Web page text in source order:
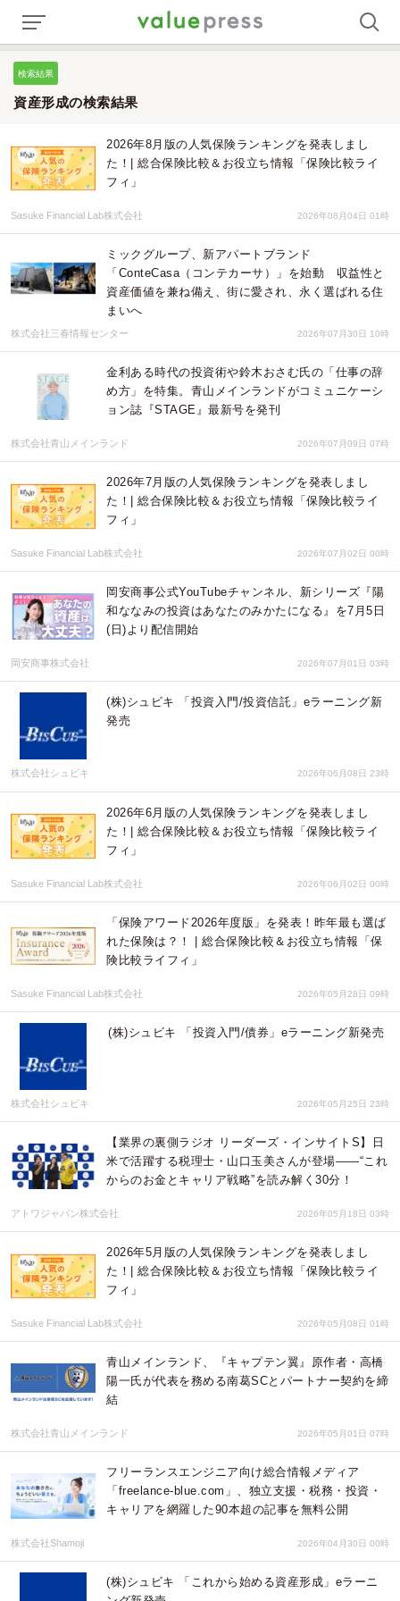
検索結果
資産形成の検索結果
2026年8月版の人気保険ランキングを発表しまし
た！| 総合保険比較＆お役立ち情報「保険比較ライ
フィ」
Sasuke Financial Lab株式会社 2026年08月04日 01時
ミックグループ、新アパートブランド
「ConteCasa（コンテカーサ）」を始動 収益性と
資産価値を兼ね備え、街に愛され、永く選ばれる住
まいへ
株式会社三春情報センター 2026年07月30日 10時
金利ある時代の投資術や鈴木おさむ氏の「仕事の辞
め方」を特集。青山メインランドがコミュニケーシ
ョン誌『STAGE』最新号を発刊
株式会社青山メインランド 2026年07月09日 07時
2026年7月版の人気保険ランキングを発表しまし
た！| 総合保険比較＆お役立ち情報「保険比較ライ
フィ」
Sasuke Financial Lab株式会社 2026年07月02日 00時
岡安商事公式YouTubeチャンネル、新シリーズ『陽
和ななみの投資はあなたのみかたになる』を7月5日
(日)より配信開始
岡安商事株式会社 2026年07月01日 03時
(株)シュビキ 「投資入門/投資信託」eラーニング新
発売
株式会社シュビキ 2026年06月08日 23時
2026年6月版の人気保険ランキングを発表しまし
た！| 総合保険比較＆お役立ち情報「保険比較ライ
フィ」
Sasuke Financial Lab株式会社 2026年06月02日 00時
「保険アワード2026年度版」を発表！昨年最も選ば
れた保険は？！ | 総合保険比較＆お役立ち情報「保
険比較ライフィ」
Sasuke Financial Lab株式会社 2026年05月28日 09時
(株)シュビキ 「投資入門/債券」eラーニング新発売
株式会社シュビキ 2026年05月25日 23時
【業界の裏側ラジオ リーダーズ・インサイトS】日
米で活躍する税理士・山口玉美さんが登場――“これ
からのお金とキャリア戦略”を読み解く30分！
アトワジャパン株式会社 2026年05月18日 03時
2026年5月版の人気保険ランキングを発表しまし
た！| 総合保険比較＆お役立ち情報「保険比較ライ
フィ」
Sasuke Financial Lab株式会社 2026年05月08日 01時
青山メインランド、『キャプテン翼』原作者・高橋
陽一氏が代表を務める南葛SCとパートナー契約を締
結
株式会社青山メインランド 2026年05月01日 07時
フリーランスエンジニア向け総合情報メディア
「freelance-blue.com」、独立支援・税務・投資・
キャリアを網羅した90本超の記事を無料公開
株式会社Shamoji 2026年04月30日 00時
(株)シュビキ 「これから始める資産形成」eラーニ